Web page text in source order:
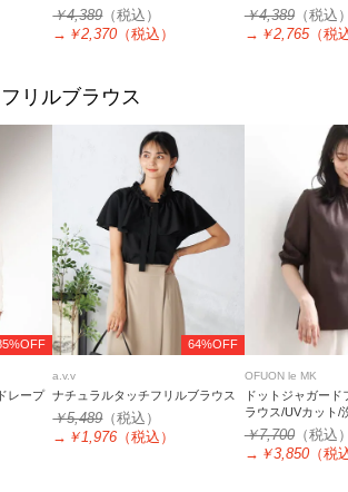
ス
￥4,389（税込）
→ ￥2,370 （税込）
￥4,389（税込
→ ￥2,765（税
リルブラウス
レープ
64%OFF
a.v.v
ナチュラルタッチフリルブラウス
￥5,489（税込）
→ ￥1,976 （税込）
OFUON le MK
ドットジャガー
ラウス/UVカット/
サイズあり
￥7,700（税込
→ ￥3,850（税